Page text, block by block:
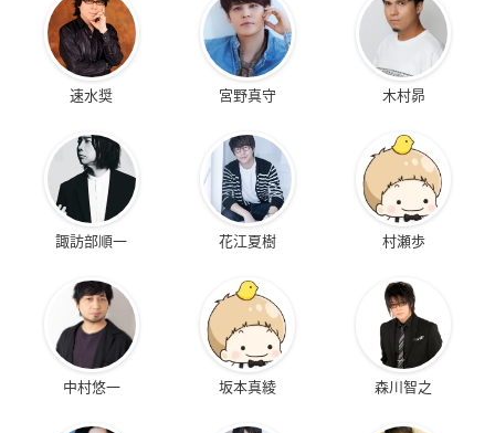
速水奨 宮野真守 木村昴
諏訪部順一 花江夏樹 村瀬歩
中村悠一 坂本真綾 森川智之